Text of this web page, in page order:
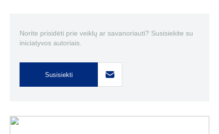
Norite prisidėti prie veiklų ar savanoriauti? Susisiekite su
iniciatyvos autoriais.
Susisiekti